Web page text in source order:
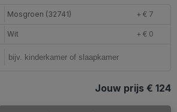
Mosgroen (32741) + € 7
Wit
+ € 0
Jouw prijs € 124